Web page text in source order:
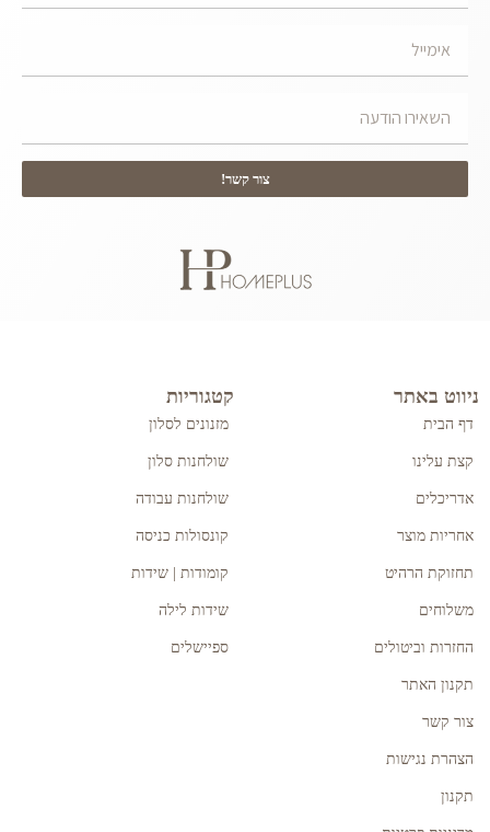
צור קשר!
ניווט באתר
דף הבית
קצת עלינו
אדריכלים
אחריות מוצר
תחזוקת הרהיט
משלוחים
החזרות וביטולים
תקנון האתר
צור קשר
הצהרת נגישות
תקנון
קטגוריות
מזנונים לסלון
שולחנות סלון
שולחנות עבודה
קונסולות כניסה
קומודות | שידות
שידות לילה
ספיישלים